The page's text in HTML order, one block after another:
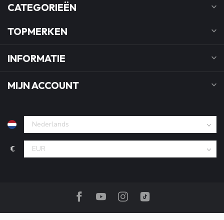
CATEGORIEËN
TOPMERKEN
INFORMATIE
MIJN ACCOUNT
€